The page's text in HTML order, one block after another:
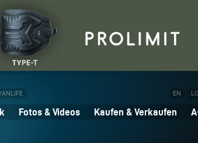
EN
Fotos & Videos Kaufen & Verkaufen